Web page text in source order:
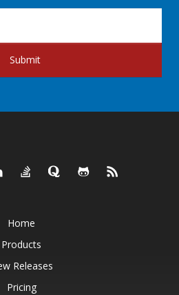
Submit
Home
Products
Releases
Pricing